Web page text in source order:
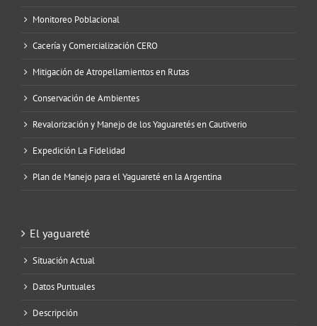
Monitoreo Poblacional
Cacería y Comercialización CERO
Mitigación de Atropellamientos en Rutas
Conservación de Ambientes
Revalorización y Manejo de los Yaguaretés en Cautiverio
Expedición La Fidelidad
Plan de Manejo para el Yaguareté en la Argentina
El yaguareté
Situación Actual
Datos Puntuales
Descripción